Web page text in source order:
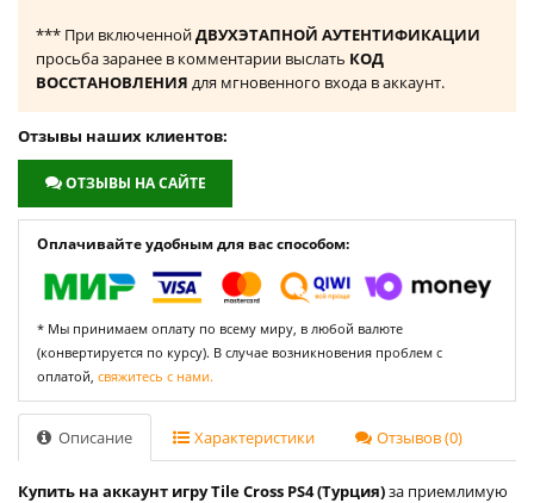
*** При включеннойДВУХЭТАПНОЙ АУТЕНТИФИКАЦИИ
просьба заранее в комментарии выслать КОД
ВОССТАНОВЛЕНИЯ для мгновенного входа в аккаунт.
Отзывы наших клиентов:
ОТЗЫВЫ НА САЙТЕ
Оплачивайте удобным для вас способом:
* Мы принимаем оплату по всему миру, в любой валюте
(конвертируется по курсу). В случае возникновения проблем с
оплатой, свяжитесь с нами.
Описание Характеристики Отзывов (0)
Купить на аккаунт игру Tile Cross PS4 (Турция)за приемлимую